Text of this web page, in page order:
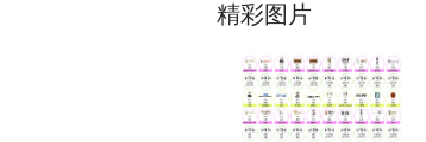
精彩图片